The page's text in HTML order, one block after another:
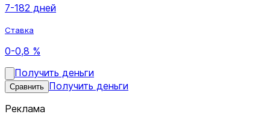
7-182 дней
Ставка
0-0,8 %
Получить деньги
Сравнить Получить деньги
Реклама